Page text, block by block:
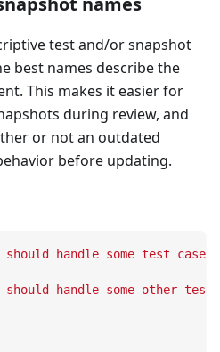
test and/or snapshot
best names describe the
This makes it easier for
during review, and
or not an outdated
before updating.
should handle some test case
should handle some other test